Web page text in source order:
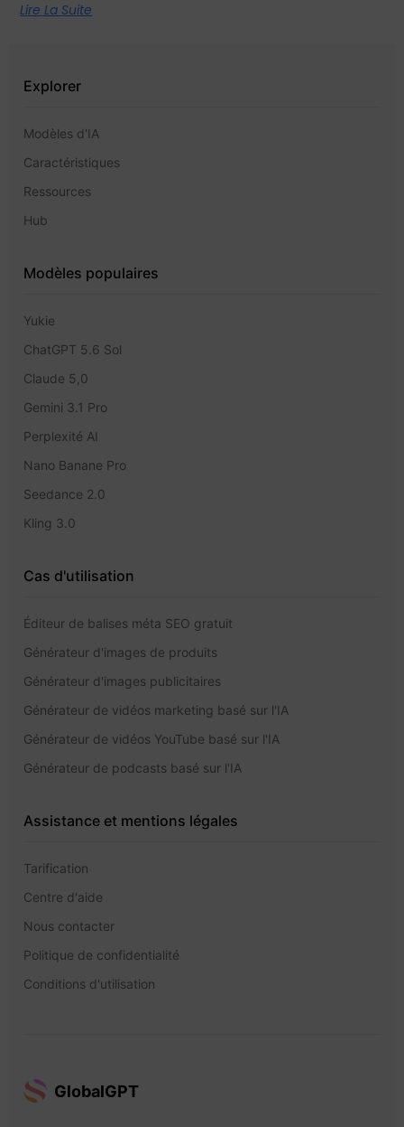
Lire La Suite
Explorer
Modèles d'IA
Caractéristiques
Ressources
Hub
Modèles populaires
Yukie
ChatGPT 5.6 Sol
Claude 5,0
Gemini 3.1 Pro
Perplexité AI
Nano Banane Pro
Seedance 2.0
Kling 3.0
Cas d'utilisation
Éditeur de balises méta SEO gratuit
Générateur d'images de produits
Générateur d'images publicitaires
Générateur de vidéos marketing basé sur l'IA
Générateur de vidéos YouTube basé sur l'IA
Générateur de podcasts basé sur l'IA
Assistance et mentions légales
Tarification
Centre d'aide
Nous contacter
Politique de confidentialité
Conditions d'utilisation
GlobalGPT